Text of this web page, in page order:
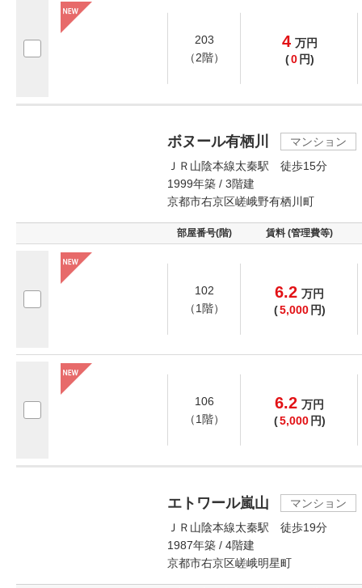
203
（2階）
4 万円
(0 円)
ボヌール有栖川
マンション
ＪＲ山陰本線太秦駅 徒歩15分
1999年築 / 3階建
京都市右京区嵯峨野有栖川町
部屋番号(階) 賃料 (管理費等)
102
（1階）
6.2 万円
(5,000 円)
106
（1階）
6.2 万円
(5,000 円)
エトワール嵐山
マンション
ＪＲ山陰本線太秦駅 徒歩19分
1987年築 / 4階建
京都市右京区嵯峨明星町